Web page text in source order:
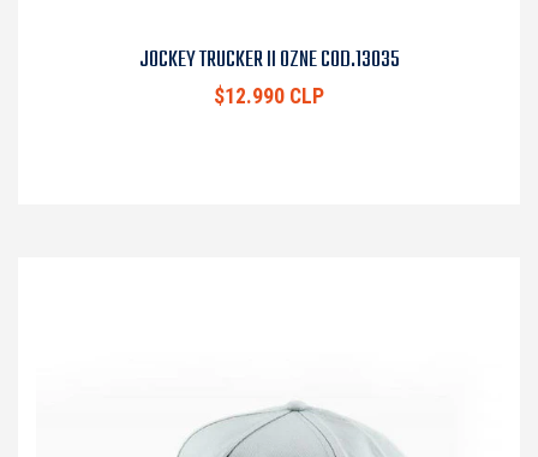
JOCKEY TRUCKER II OZNE COD.13035
$12.990 CLP